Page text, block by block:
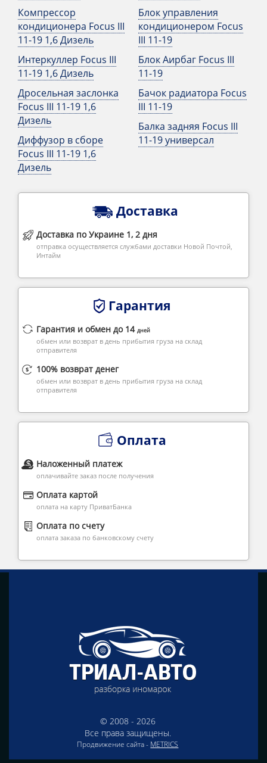
Компрессор
кондиционера Focus III
11-19 1,6 Дизель
Интеркуллер Focus III
11-19 1,6 Дизель
Дросельная заслонка
Focus III 11-19 1,6
Дизель
Диффузор в сборе
Focus III 11-19 1,6
Дизель
Блок управления
кондиционером Focus
III 11-19
Блок Аирбаг Focus III
11-19
Бачок радиатора Focus
III 11-19
Балка задняя Focus III
11-19 универсал
Доставка
Доставка по Украине 1, 2 дня
отправка осуществляется службами доставки Новой Почтой,
Интайм
Гарантия
Гарантия и обмен до 14 дней
обмен или возврат в день прибытия груза на склад
отправителя
100% возврат денег
обмен или возврат в день прибытия груза на склад
отправителя
Оплата
Наложенный платеж
оплачивайте заказ после получения
Оплата картой
оплата на карту ПриватБанка
Оплата по счету
оплата заказа по банковскому счету
© 2008 - 2026
Все права защищены.
Продвижение сайта - METRICS